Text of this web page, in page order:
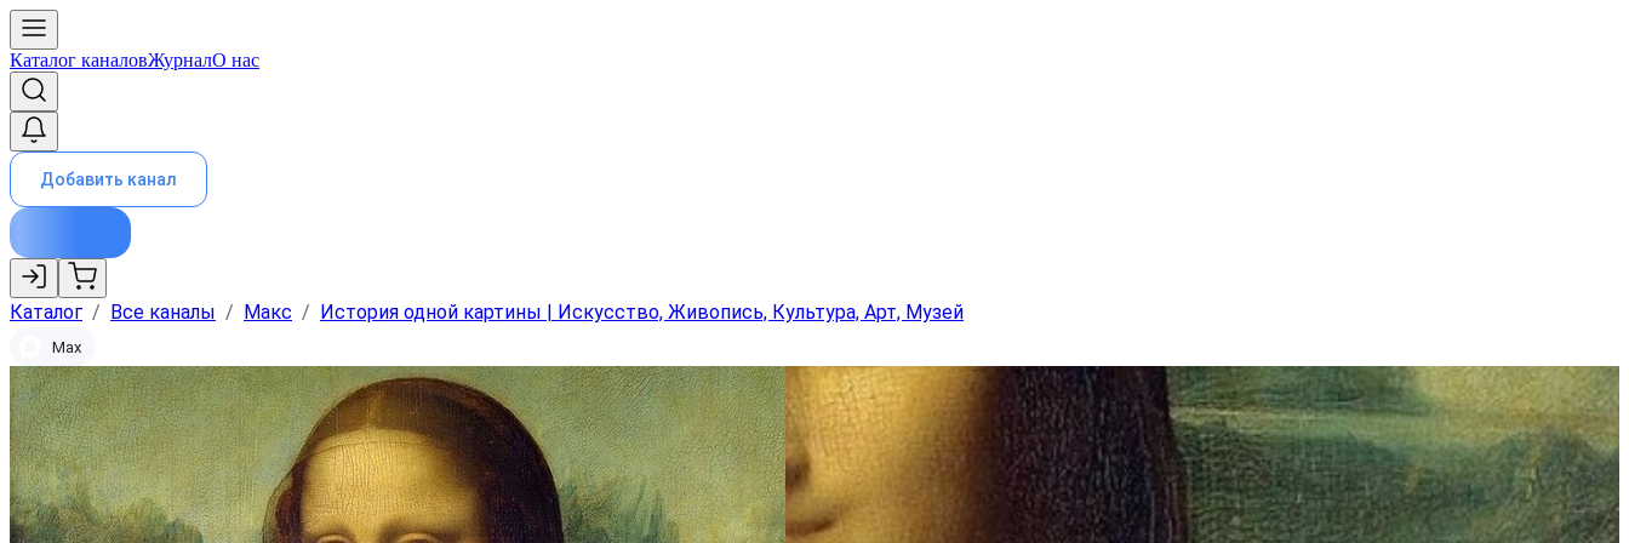
Каталог каналовЖурналО нас
Добавить канал
Каталог / Все каналы / Макс / История одной картины | Искусство, Живопись, Культура, Арт, Музей
Max